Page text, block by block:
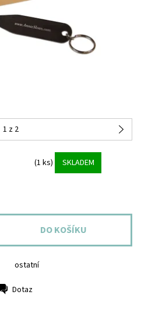
1 z 2
(1 ks) SKLADEM
ostatní
Dotaz